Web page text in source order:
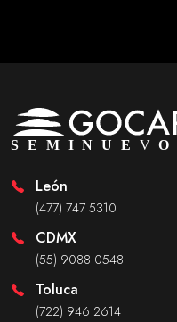
León
(477) 747 5310
CDMX
(55) 9088 0548
Toluca
(722) 946 2614